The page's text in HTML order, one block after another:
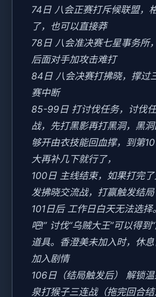
74日 八会正赛打斥候联盟，
了，也可以直接莽
78日 八会准决赛七星事务所
后面对手加攻击难打
84日 八会决赛打拂晓，撑过
赛中断
85-99日 打讨伐任务，讨伐
战，先打黑影再打黑洞，黑
够开由衣技能回血撑，到第
大再补几下就行了，
100日 主线结束，如果打完
发拂晓交流战，打赢触发结局
101日后 工作日白天无法选择
吧!” 讨伐“乌贼大王”可以得到
道具。香澄美未加入时，休息
加入剧情
106日（结局触发后） 解锁
泉打猴子三连战（拖完回合